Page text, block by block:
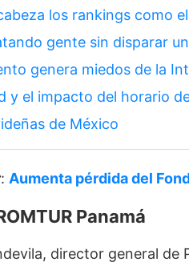
los rankings como
gente sin disparar
genera miedos de la
y el impacto del horario
de México
: Aumenta pérdida del
Panamá
director general de